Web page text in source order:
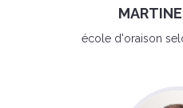
école d'oraison